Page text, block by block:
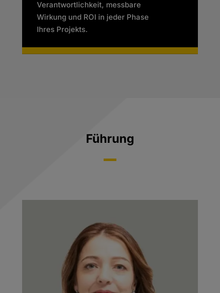
Verantwortlichkeit, messbare
Wirkung und ROI in jeder Phase
Ihres Projekts.
Führung